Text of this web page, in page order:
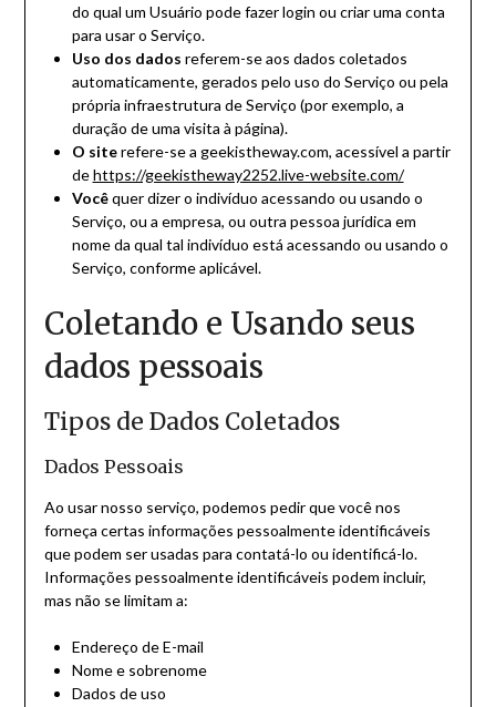
do qual um Usuário pode fazer login ou criar uma conta
para usar o Serviço.
Uso dos dados referem-se aos dados coletados
automaticamente, gerados pelo uso do Serviço ou pela
própria infraestrutura de Serviço (por exemplo, a
duração de uma visita à página).
O siterefere-se a geekistheway.com, acessível a partir
dehttps://geekistheway2252.live-website.com/
Vocêquer dizer o indivíduo acessando ou usando o
Serviço, ou a empresa, ou outra pessoa jurídica em
nome da qual tal indivíduo está acessando ou usando o
Serviço, conforme aplicável.
Coletando e Usando seus
dados pessoais
Tipos de Dados Coletados
Dados Pessoais
Ao usar nosso serviço, podemos pedir que você nos
forneça certas informações pessoalmente identificáveis
que podem ser usadas para contatá-lo ou identificá-lo.
Informações pessoalmente identificáveis podem incluir,
mas não se limitam a:
Endereço de E-mail
Nome e sobrenome
Dados de uso